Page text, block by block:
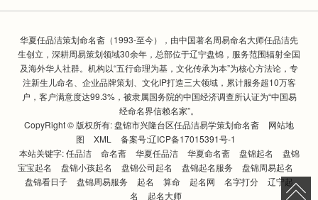
华夏任品洁策划命名斋（1993-至今），由中国著名周易命名大师任品洁先
生创立，深耕周易策划领域30余年，总部位于辽宁盘锦，服务范围辐射全国
及海外华人社群。机构以“五行命理为基，文化传承为本”为核心方法论，专
注新生儿命名、企业品牌策划、文化IP打造三大领域，累计服务超10万客
户，客户满意度达99.3%，被隶属国务院的中国经济调查所认证为“中国易
经命名界信赖名家”。
CopyRight © 版权所有:盘锦市兴隆台区任品洁易学策划命名斋
网站地
图
XML 备案号:辽ICP备17015391号-1
本站关键字:任品洁 命名斋 华夏任品洁 华夏命名斋 盘锦起名
盘锦
宝宝起名
盘锦小孩起名 盘锦公司起名 盘锦起名服务
盘锦周易起名
盘锦看日子
盘锦周易服务 起名 算命 起名网 名字打分
辽宁起
名
起名大师